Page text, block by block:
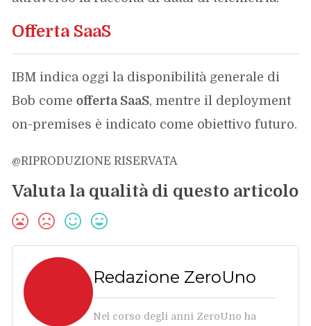
Offerta SaaS
IBM indica oggi la disponibilità generale di
Bob comeofferta SaaS, mentre il deployment
on-premises è indicato come obiettivo futuro.
@RIPRODUZIONE RISERVATA
Valuta la qualità di questo articolo
Redazione ZeroUno
Nel corso degli anni ZeroUno ha